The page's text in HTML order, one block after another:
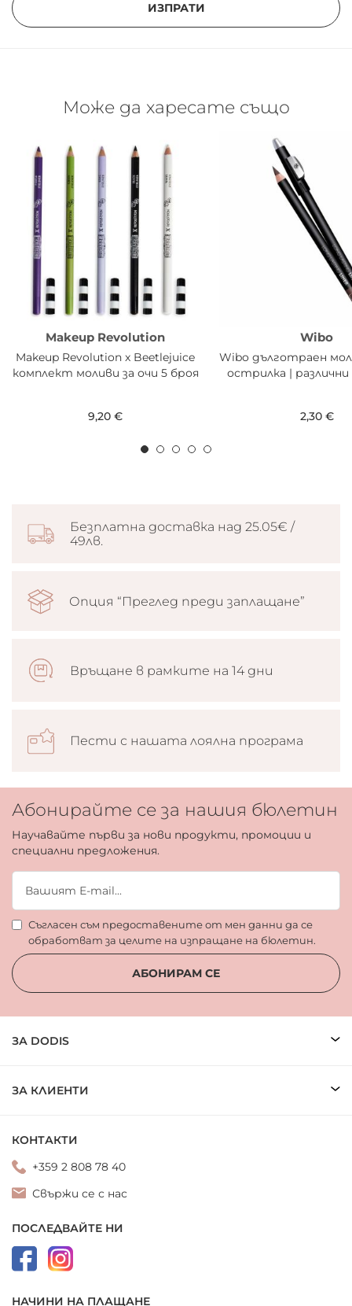
ИЗПРАТИ
Може да харесате също
Makeup Revolution
Makeup Revolution x Beetlejuice
комплект моливи за очи 5 броя
9,20 €
Wibo
Wibo дълготраен
острилка |
2,30 €
Безплатна доставка над 25.05€ /
49лв.
Опция “Преглед преди заплащане”
Връщане в рамките на 14 дни
Пести с нашата лоялна програма
Абонирайте се за нашия бюлетин
Научавайте първи за нови продукти, промоции и
специални предложения.
Съгласен съм предоставените от мен данни да се
обработват за целите на изпращане на бюлетин.
АБОНИРАМ СЕ
ЗА DODIS
ЗА КЛИЕНТИ
КОНТАКТИ
+359 2 808 78 40
Свържи се с нас
ПОСЛЕДВАЙТЕ НИ
НАЧИНИ НА ПЛАЩАНЕ